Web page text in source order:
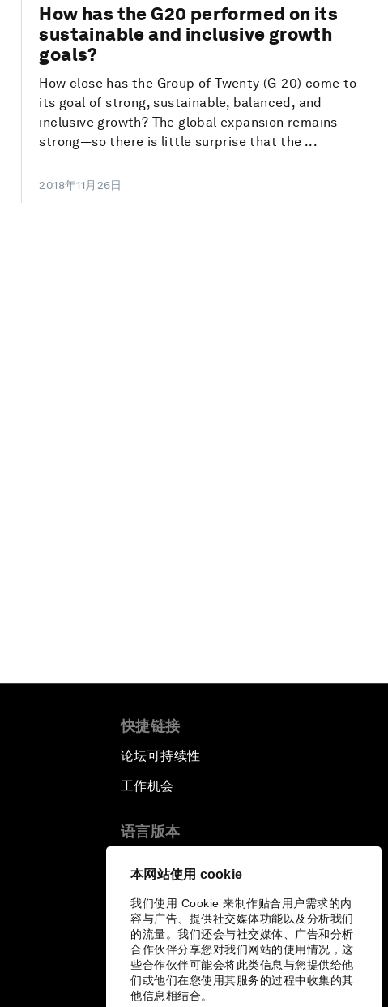
本网站使用 cookie
我们使用 Cookie 来制作贴合用户需求的内
容与广告、提供社交媒体功能以及分析我们
的流量。我们还会与社交媒体、广告和分析
合作伙伴分享您对我们网站的使用情况，这
些合作伙伴可能会将此类信息与您提供给他
们或他们在您使用其服务的过程中收集的其
他信息相结合。
How has the G20 performed on its
sustainable and inclusive growth
goals?
How close has the Group of Twenty (G-20) come to
its goal of strong, sustainable, balanced, and
inclusive growth? The global expansion remains
strong—so there is little surprise that the ...
2018年11月26日
快捷链接
论坛可持续性
工作机会
语言版本